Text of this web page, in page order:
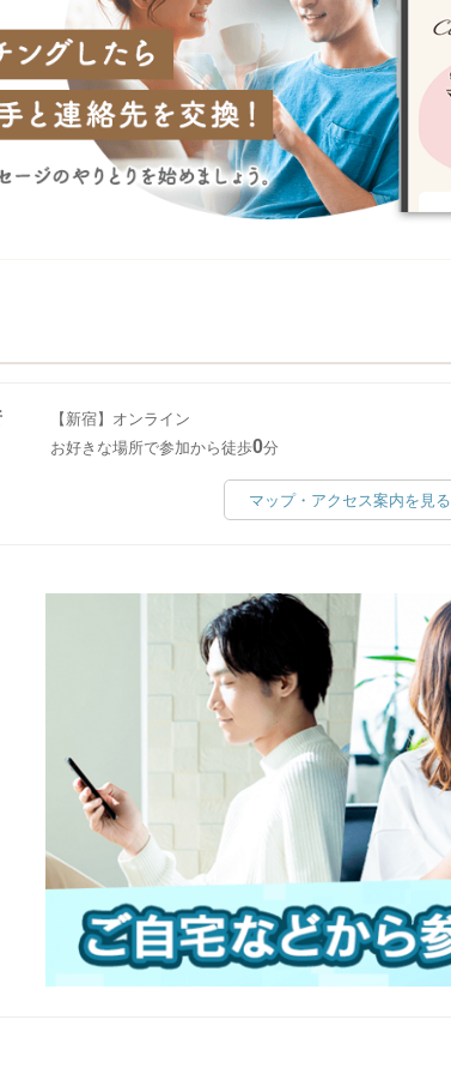
【新宿】オンライン
お好きな場所で参加から徒歩0分
マップ・アクセス案内を見る